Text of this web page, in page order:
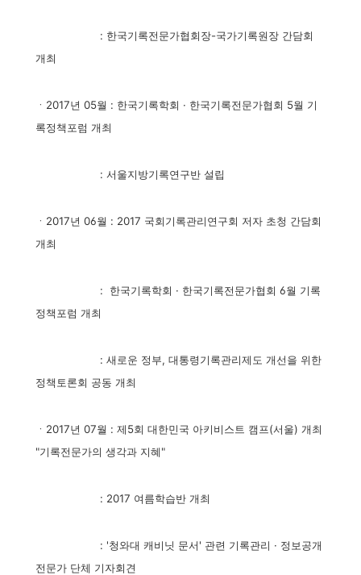
: 한국기록전문가협회장-국가기록원장 간담회
개최
ㆍ2017년 05월 : 한국기록학회 · 한국기록전문가협회 5월 기
록정책포럼 개최
: 서울지방기록연구반 설립
ㆍ2017년 06월 : 2017 국회기록관리연구회 저자 초청 간담회
개최
:
한국기록학회 · 한국기록전문가협회 6월 기록
정책포럼 개최
: 새로운 정부, 대통령기록관리제도 개선을 위한
정책토론회 공동 개최
ㆍ2017년 07월 : 제5회 대한민국 아키비스트 캠프(서울) 개최
"기록전문가의 생각과 지혜"
: 2017 여름학습반 개최
: '청와대 캐비닛 문서' 관련 기록관리 · 정보공개
전문가 단체 기자회견